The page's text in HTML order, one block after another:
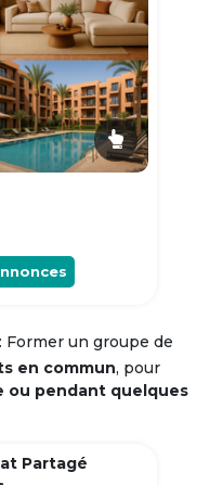
: Former un groupe de
en commun, pour
ou pendant quelques
Partagé